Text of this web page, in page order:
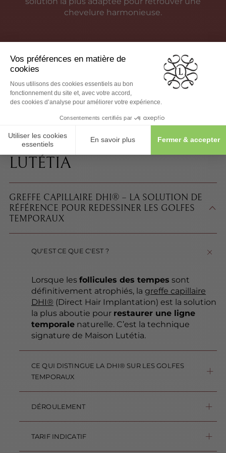
chevelure harmonieuse.
À PARIS
LES SOLUTIONS
PROPOSÉES PAR MAISON
LUTÉTIA
GREFFE CAPILLAIRE DHI® – LA SOLUTION DE
RÉFÉRENCE POUR REDESSINER LES GOLFES
TEMPORAUX
QU'EST CE QUE C'EST ?
Lorsque les follicules des tempes sont
définitivement atrophiés, la greffe capillaire
DHI® (Direct Hair Implantation) est la solution
la plus aboutie pour restaurer une ligne
temporale naturelle. C’est la technique
signature de Maison Lutétia.
CE QUI DISTINGUE LA DHI® SUR LES GOLFES
TEMPORAUX
DÉROULEMENT
TARIF INDICATIF